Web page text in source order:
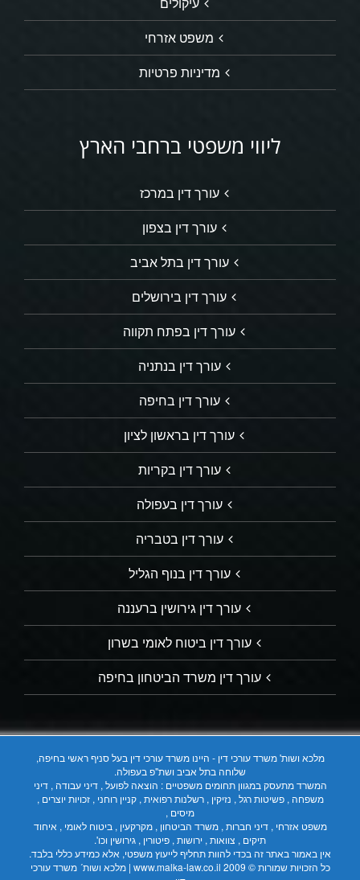
משפט אזרחי
מדיניות פרטיות
ליווי משפטי ברחבי הארץ
עורך דין במרכז
עורך דין בצפון
עורך דין בתל אביב
עורך דין בירושלים
עורך דין בפתח תקווה
עורך דין בנתניה
עורך דין בחיפה
עורך דין בראשון לציון
עורך דין בקריות
עורך דין בעפולה
עורך דין בטבריה
עורך דין בנוף הגליל
עורך דין גירושין ברעננה
עורך דין ביטוח לאומי בשרון
עורך דין משרד הביטחון בחיפה
מלכא ושות' משרד עורכי דין - היינו משרד עורכי דין בעל סניף ראשי בחיפה,
שלוחה בתל אביב ושת"פ בעפולה.
המשרד מתעסק במגוון תחומים משפטיים : הוצאה לפועל , דיני עבודה , דיני
משפחה , פשיטות רגל , נזיקין , רשלנות רפואית , קניין רוחני , זכויות יוצרים ,
מיסים ,
משפט אזרחי , דיני חברות , משרד הביטחון , מקרקעין , ביטוח לאומי , איחוד
תיקים , צוואות , ירושות , פיטורין , גירושין וכו'.
אין באמור באתר זה בכדי להוות תחליף לייעוץ משפטי, אלא כמידע כללי בלבד.
כל הזכויות שמורות © 2009
www.malka-law.co.il | מלכא ושות´ משרד עורכי